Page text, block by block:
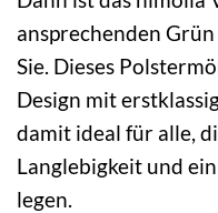
ansprechenden
Sie. Dieses
Design mit
damit ideal für alle,
Langlebigkeit und
legen.